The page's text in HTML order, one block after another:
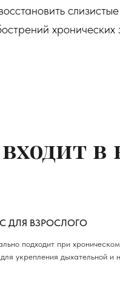
ДЛЯ ВЗРОСЛОГО
подходит при
укрепления дыхательной и